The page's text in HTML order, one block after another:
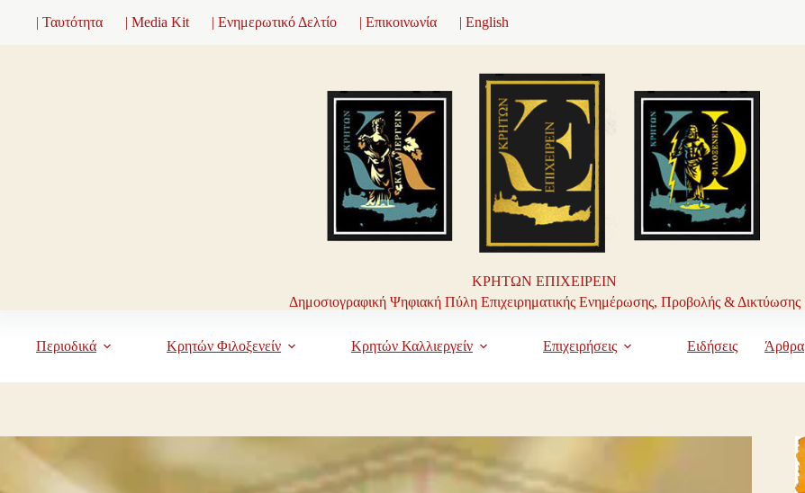
| Ταυτότητα | Media Kit | Ενημερωτικό Δελτίο | Επικοινωνία | English
ΚΡΗΤΩΝ ΕΠΙΧΕΙΡΕΙΝ
Δημοσιογραφική Ψηφιακή Πύλη Επιχειρηματικής Ενημέρωσης, Προβολής & Δικτύωσης
Περιοδικά Κρητών Φιλοξενείν Κρητών Καλλιεργείν Επιχειρήσεις Ειδήσεις Άρθρα